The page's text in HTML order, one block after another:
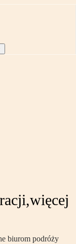
biurom podróży